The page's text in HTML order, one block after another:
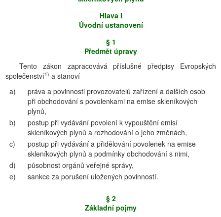
Hlava I
Úvodní ustanovení
§ 1
Předmět úpravy
Tento zákon zapracovává příslušné předpisy Evropských
společenství1) a stanoví
a)
práva a povinnosti provozovatelů zařízení a dalších osob
při obchodování s povolenkami na emise skleníkových
plynů,
b)
postup při vydávání povolení k vypouštění emisí
skleníkových plynů a rozhodování o jeho změnách,
c)
postup při vydávání a přidělování povolenek na emise
skleníkových plynů a podmínky obchodování s nimi,
d)
působnost orgánů veřejné správy,
e)
sankce za porušení uložených povinností.
§ 2
Základní pojmy